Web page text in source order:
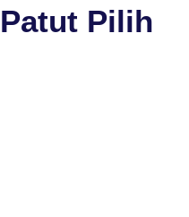
Pilih